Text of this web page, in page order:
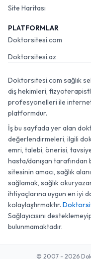
Site Haritası
PLATFORMLAR
Doktorsitesi.com
Doktorsitesi.az
Doktorsitesi.com sağlık
diş hekimleri,
profesyonelleri ile internet
platformdur.
İş bu sayfada yer alan
değerlendirmeleri, ilgili
emri, talebi, önerisi,
hasta/danışan tarafından
sitesinin amacı, sağlık
sağlamak, sağlık
ihtiyaçlarına uygun en iyi
kolaylaştırmaktır.
Sağlayıcısını
bulunmamaktadır.
© 2007 - 2026